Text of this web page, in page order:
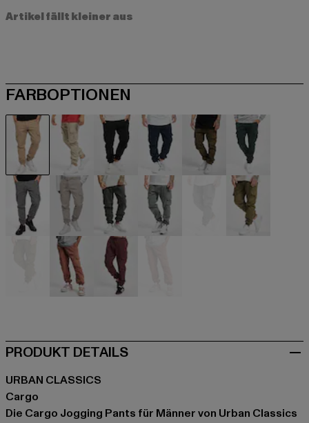
Artikel fällt kleiner aus
FARBOPTIONEN
beige beige schwarzblau braun grün
grau grau
PRODUKT DETAILS
URBAN CLASSICS
Cargo
Die Cargo Jogging Pants für Männer von Urban Classics